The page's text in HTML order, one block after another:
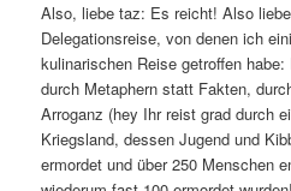
Also, liebe taz: Es reicht! Also
Delegationsreise, von denen ich
kulinarischen Reise getroffen
durch Metaphern statt Fakten,
Arroganz (hey Ihr reist grad durch
Kriegsland, dessen Jugend und
ermordet und über 250 Menschen